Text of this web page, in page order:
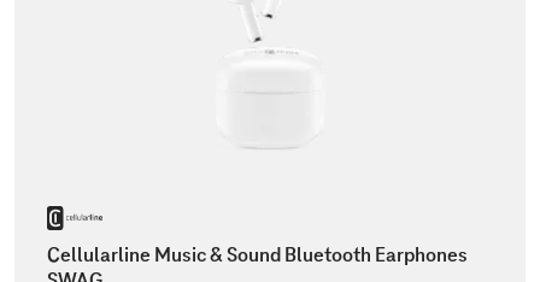
Cellularline Music & Sound Bluetooth Earphones